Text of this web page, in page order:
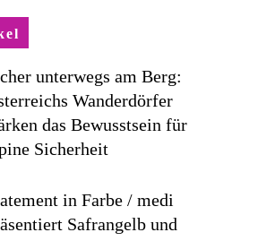
unterwegs am Berg:
Wanderdörfer
das Bewusstsein für
Sicherheit
in Farbe / medi
Safrangelb und